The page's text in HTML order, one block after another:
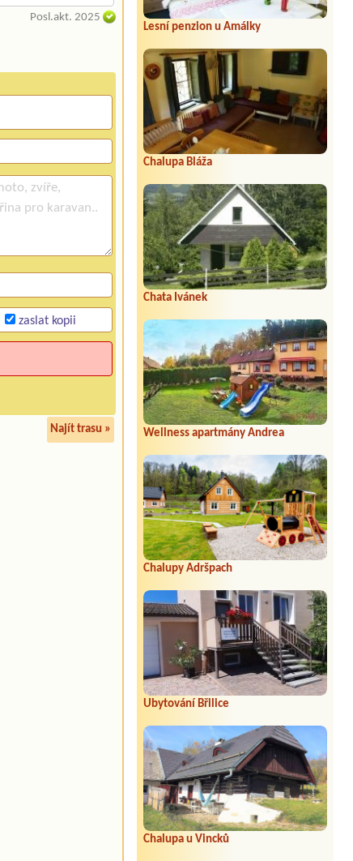
Lesní penzion u Amálky
Chalupa Bláža
Chata Ivánek
Wellness apartmány Andrea
Chalupy Adršpach
Ubytování Břilice
Chalupa u Vincků
Posl.akt. 2025
zaslat kopii
Najít trasu »